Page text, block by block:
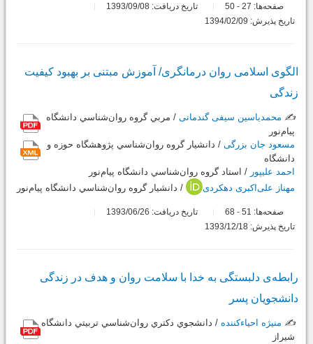
صفحه‌ها: 27
-
تاریخ دریافت: 1393/09/08
تاریخ پذیرش: 1394/02/09
الگوی اسلامی روان درمانگری/ آموزش مبتنی بر بهبود کیفیت
زندگی
✍️ محمدیاسین سیفی گندمانی / مربي گروه روان‌شناسي دانشگاه
پيام‌نور
مسعود جان بزرگی / دانشيار گروه روان‌شناسي پژوهشگاه حوزه و
دانشگاه
احمد علیپور / استاد گروه روان‌شناسي دانشگاه پيام‌نور
مهناز علی‌اکبری دهکردی
/ دانشيار گروه روان‌شناسي دانشگاه پيام‌نور
صفحه‌ها: 51
-
تاریخ دریافت: 1393/06/26
تاریخ پذیرش: 1393/12/18
رابطه‌ی دلبستگی به خدا با سلامت روان و هدف در زندگی
دانشجویان پسر
✍️ منیژه احیاءکننده / دانشجوي دكتري روان‌شناسي تربيتي دانشگاه
شيراز